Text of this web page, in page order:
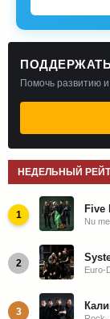
ПОДДЕРЖАТЬ
Помочь развитию
НЕДЕЛЬНЫЙ
1
Nu
2
Euro-
3